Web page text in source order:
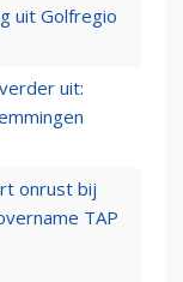
uit Golfregio
uit:
onrust bij
TAP